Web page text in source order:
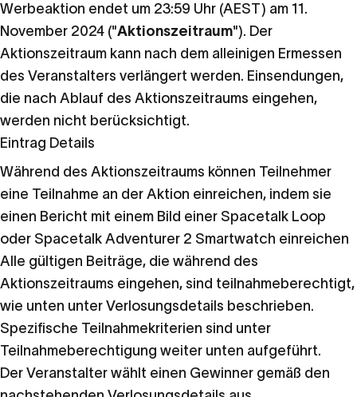
Werbeaktion endet um 23:59 Uhr (AEST) am 11.
November 2024 ("Aktionszeitraum"). Der
Aktionszeitraum kann nach dem alleinigen Ermessen
des Veranstalters verlängert werden. Einsendungen,
die nach Ablauf des Aktionszeitraums eingehen,
werden nicht berücksichtigt.
Eintrag Details
Während des Aktionszeitraums können Teilnehmer
eine Teilnahme an der Aktion einreichen, indem sie
einen Bericht mit einem Bild einer Spacetalk Loop
oder Spacetalk Adventurer 2 Smartwatch einreichen
Alle gültigen Beiträge, die während des
Aktionszeitraums eingehen, sind teilnahmeberechtigt,
wie unten unter Verlosungsdetails beschrieben.
Spezifische Teilnahmekriterien sind unter
Teilnahmeberechtigung weiter unten aufgeführt.
Der Veranstalter wählt einen Gewinner gemäß den